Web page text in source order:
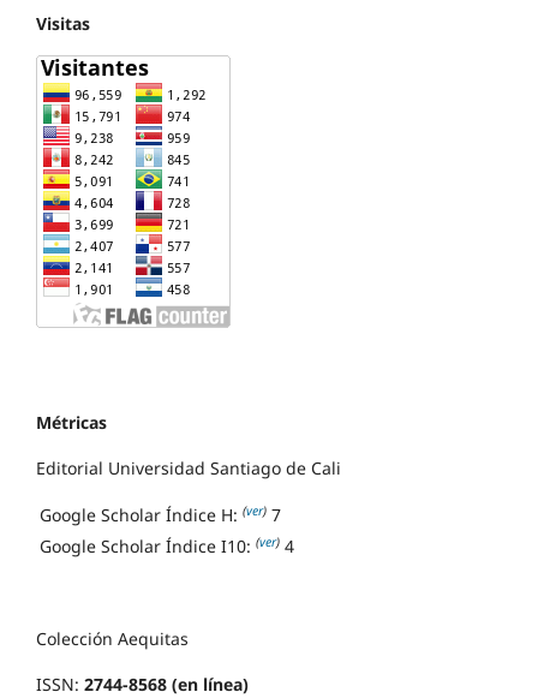
Visitas
Métricas
Editorial Universidad Santiago de Cali
Google Scholar Índice H: (ver) 7
Google Scholar Índice I10: (ver) 4
Colección Aequitas
ISSN: 2744-8568 (en línea)